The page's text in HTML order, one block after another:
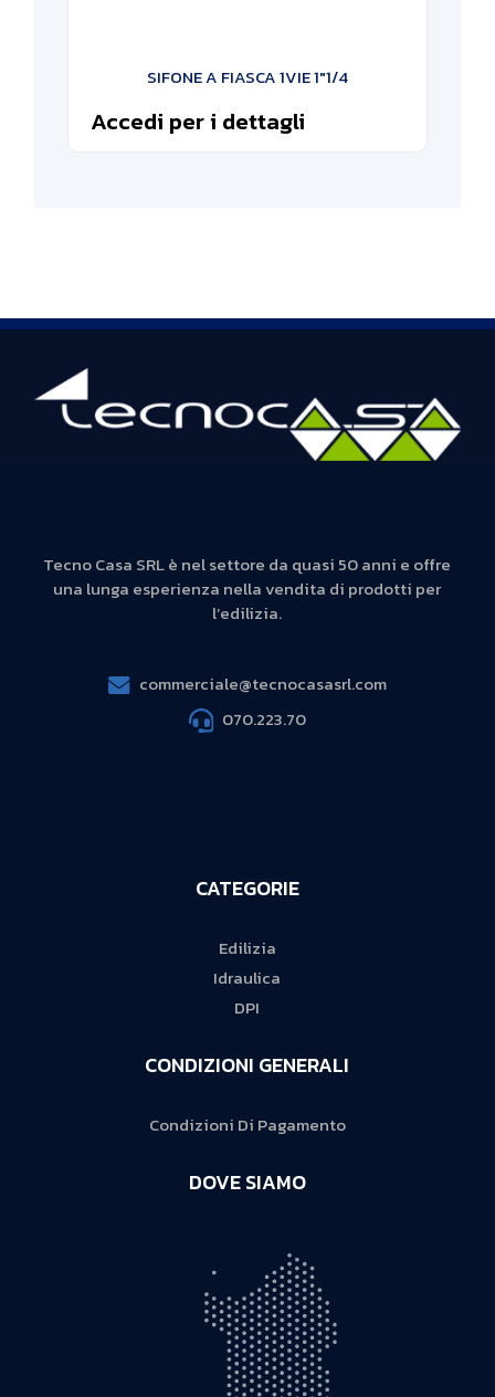
SIFONE A FIASCA 1VIE 1″1/4
Accedi per i dettagli
Tecno Casa SRL è nel settore da quasi 50 anni e offre
una lunga esperienza nella vendita di prodotti per
l’edilizia.
commerciale@tecnocasasrl.com
070.223.70
CATEGORIE
Edilizia
Idraulica
DPI
CONDIZIONI GENERALI
Condizioni Di Pagamento
DOVE SIAMO